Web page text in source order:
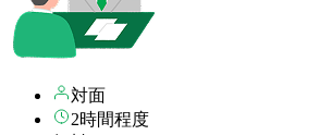
対面
2時間程度